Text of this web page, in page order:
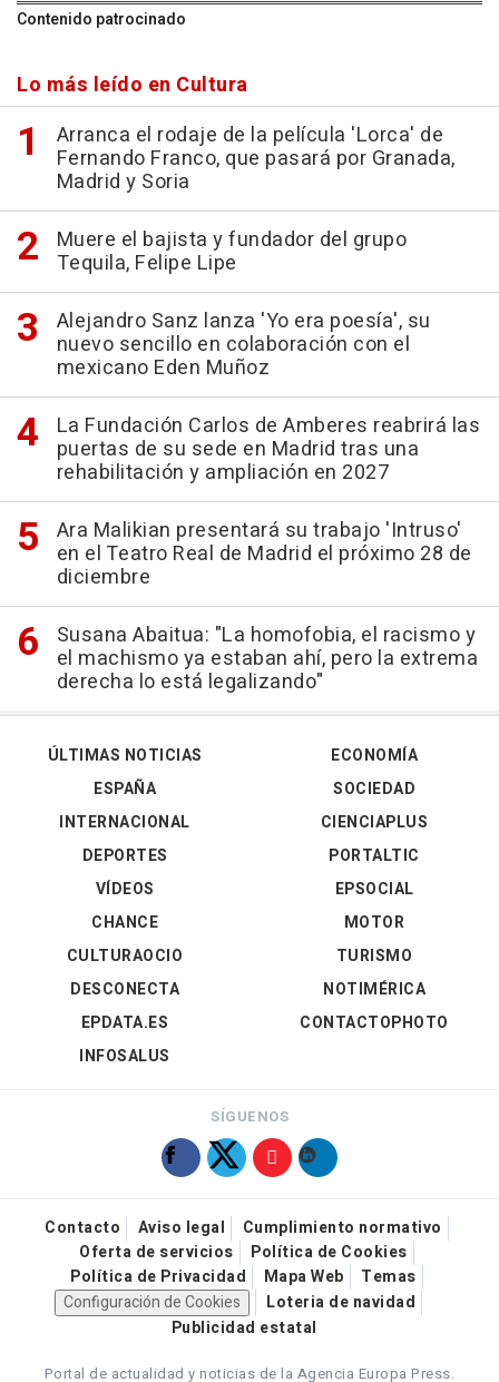
Contenido patrocinado
Lo más leído en Cultura
Arranca el rodaje de la película 'Lorca' de
Fernando Franco, que pasará por Granada,
Madrid y Soria
Muere el bajista y fundador del grupo
Tequila, Felipe Lipe
Alejandro Sanz lanza 'Yo era poesía', su
nuevo sencillo en colaboración con el
mexicano Eden Muñoz
La Fundación Carlos de Amberes reabrirá las
puertas de su sede en Madrid tras una
rehabilitación y ampliación en 2027
Ara Malikian presentará su trabajo 'Intruso'
en el Teatro Real de Madrid el próximo 28 de
diciembre
Susana Abaitua: "La homofobia, el racismo y
el machismo ya estaban ahí, pero la extrema
derecha lo está legalizando"
ÚLTIMAS NOTICIAS
ESPAÑA
INTERNACIONAL
DEPORTES
VÍDEOS
ECONOMÍA
SOCIEDAD
CIENCIAPLUS
PORTALTIC
EPSOCIAL
CHANCE
CULTURAOCIO
DESCONECTA
EPDATA.ES
INFOSALUS
MOTOR
TURISMO
NOTIMÉRICA
CONTACTOPHOTO
SÍGUENOS
Contacto Aviso legal
Cumplimiento normativo
Oferta de servicios
Política de Cookies
Política de Privacidad
Mapa Web
Temas
Configuración de Cookies
Loteria de navidad
Publicidad estatal
Portal de actualidad y noticias de la Agencia Europa Press.